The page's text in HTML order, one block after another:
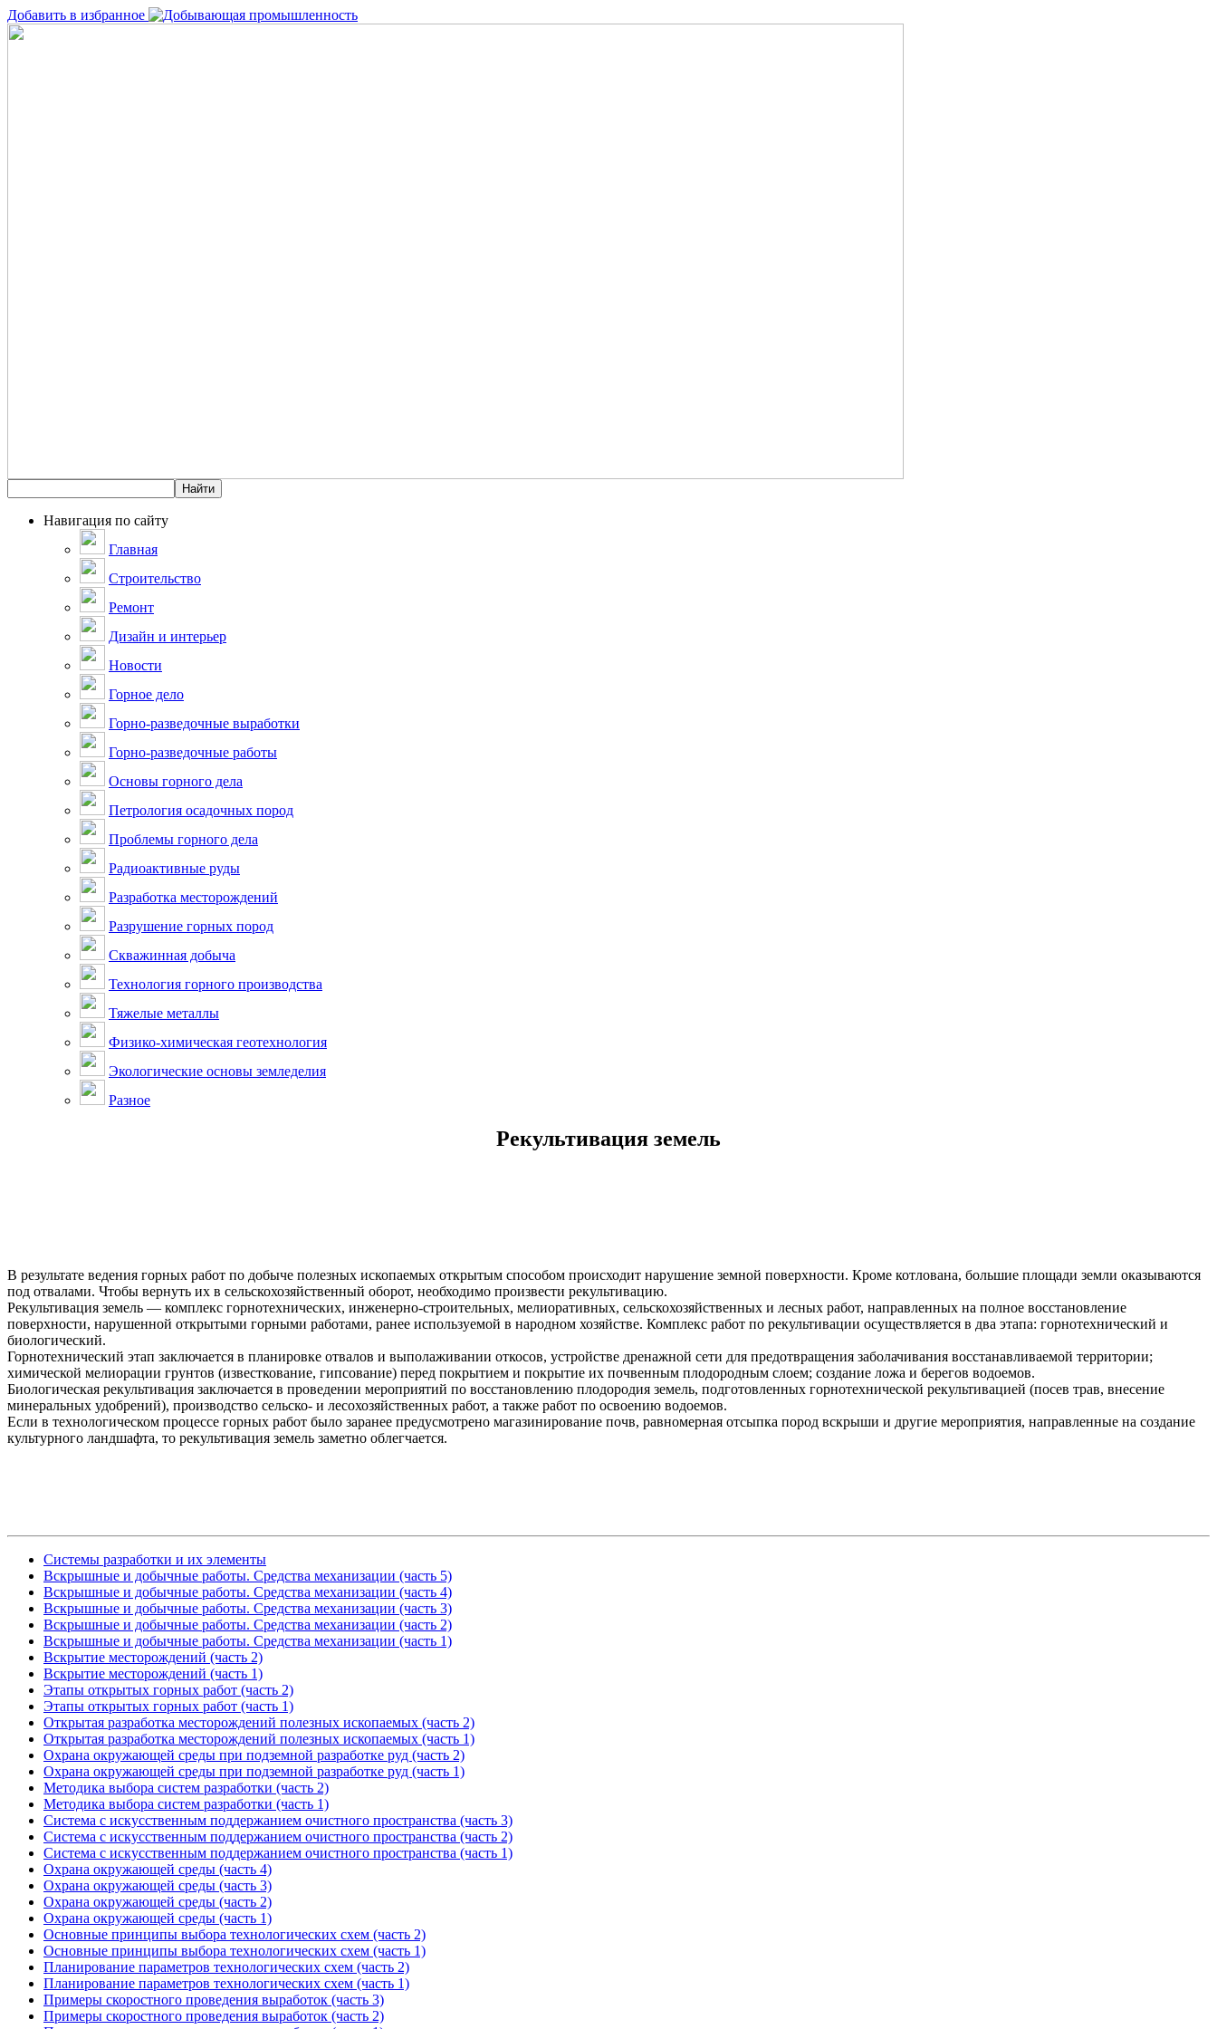
Добавить в избранное
Навигация по сайту
Главная
Строительство
Ремонт
Дизайн и интерьер
Новости
Горное дело
Горно-разведочные выработки
Горно-разведочные работы
Основы горного дела
Петрология осадочных пород
Проблемы горного дела
Радиоактивные руды
Разработка месторождений
Разрушение горных пород
Скважинная добыча
Технология горного производства
Тяжелые металлы
Физико-химическая геотехнология
Экологические основы земледелия
Разное
Рекультивация земель
В результате ведения горных работ по добыче полезных ископаемых открытым способом происходит нарушение земной поверхности. Кроме котлована, большие площади земли оказываются
под отвалами. Чтобы вернуть их в сельскохозяйственный оборот, необходимо произвести рекультивацию.
Рекультивация земель — комплекс горнотехнических, инженерно-строительных, мелиоративных, сельскохозяйственных и лесных работ, направленных на полное восстановление
поверхности, нарушенной открытыми горными работами, ранее используемой в народном хозяйстве. Комплекс работ по рекультивации осуществляется в два этапа: горнотехнический и
биологический.
Горнотехнический этап заключается в планировке отвалов и выполаживании откосов, устройстве дренажной сети для предотвращения заболачивания восстанавливаемой территории;
химической мелиорации грунтов (известкование, гипсование) перед покрытием и покрытие их почвенным плодородным слоем; создание ложа и берегов водоемов.
Биологическая рекультивация заключается в проведении мероприятий по восстановлению плодородия земель, подготовленных горнотехнической рекультивацией (посев трав, внесение
минеральных удобрений), производство сельско- и лесохозяйственных работ, а также работ по освоению водоемов.
Если в технологическом процессе горных работ было заранее предусмотрено магазинирование почв, равномерная отсыпка пород вскрыши и другие мероприятия, направленные на создание
культурного ландшафта, то рекультивация земель заметно облегчается.
Системы разработки и их элементы
Вскрышные и добычные работы. Средства механизации (часть 5)
Вскрышные и добычные работы. Средства механизации (часть 4)
Вскрышные и добычные работы. Средства механизации (часть 3)
Вскрышные и добычные работы. Средства механизации (часть 2)
Вскрышные и добычные работы. Средства механизации (часть 1)
Вскрытие месторождений (часть 2)
Вскрытие месторождений (часть 1)
Этапы открытых горных работ (часть 2)
Этапы открытых горных работ (часть 1)
Открытая разработка месторождений полезных ископаемых (часть 2)
Открытая разработка месторождений полезных ископаемых (часть 1)
Охрана окружающей среды при подземной разработке руд (часть 2)
Охрана окружающей среды при подземной разработке руд (часть 1)
Методика выбора систем разработки (часть 2)
Методика выбора систем разработки (часть 1)
Система с искусственным поддержанием очистного пространства (часть 3)
Система с искусственным поддержанием очистного пространства (часть 2)
Система с искусственным поддержанием очистного пространства (часть 1)
Охрана окружающей среды (часть 4)
Охрана окружающей среды (часть 3)
Охрана окружающей среды (часть 2)
Охрана окружающей среды (часть 1)
Основные принципы выбора технологических схем (часть 2)
Основные принципы выбора технологических схем (часть 1)
Планирование параметров технологических схем (часть 2)
Планирование параметров технологических схем (часть 1)
Примеры скоростного проведения выработок (часть 3)
Примеры скоростного проведения выработок (часть 2)